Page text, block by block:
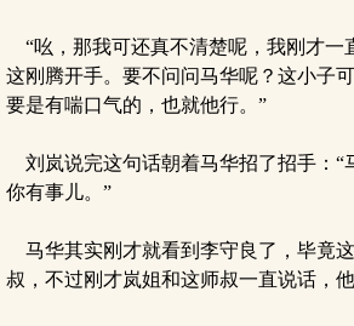
“吆，那我可还真不清楚呢，我刚才一
这刚腾开手。要不问问马华呢？这小子
要是有喘口气的，也就他行。”
刘岚说完这句话朝着马华招了招手：“
你有事儿。”
马华其实刚才就看到李守良了，毕竟
叔，不过刚才岚姐和这师叔一直说话，他